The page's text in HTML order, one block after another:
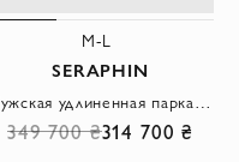
M-L
SERAPHIN
349 700 ₴314 700 ₴